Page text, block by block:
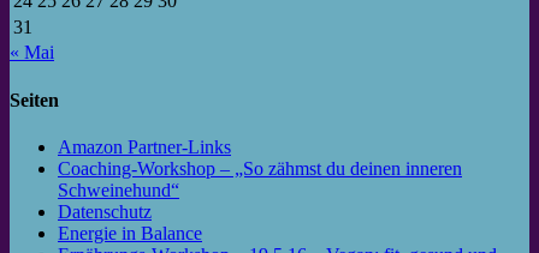
31
« Mai
Seiten
Amazon Partner-Links
Coaching-Workshop – „So zähmst du deinen inneren
Schweinehund“
Datenschutz
Energie in Balance